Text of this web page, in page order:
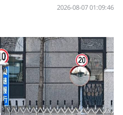
01:09:46 2026-08-07